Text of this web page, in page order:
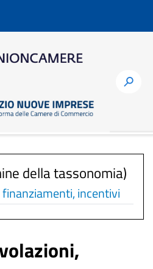
principal
h
incentivi
della tassonomia)
incentivi